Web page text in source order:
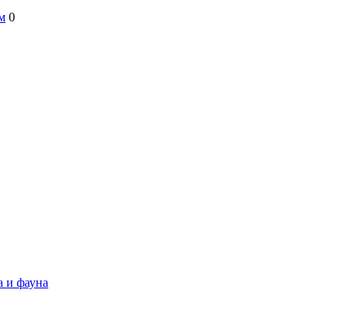
0
и фауна